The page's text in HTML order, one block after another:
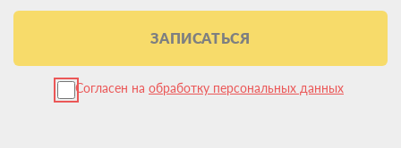
ЗАПИСАТЬСЯ
Согласен на обработку персональных данных